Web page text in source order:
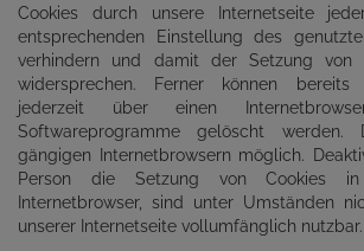
Cookies durch unsere Internetseite
entsprechenden Einstellung des
verhindern und damit der Setzung von
widersprechen. Ferner können bereits
jederzeit über einen
Softwareprogramme gelöscht
gängigen Internetbrowsern möglich.
Person die Setzung von Cookies
Internetbrowser, sind unter Umständen
unserer Internetseite vollumfänglich nutzbar.